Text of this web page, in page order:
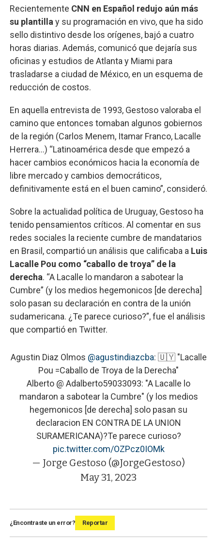
Recientemente CNN en Español redujo aún más
su plantilla y su programación en vivo, que ha sido
sello distintivo desde los orígenes, bajó a cuatro
horas diarias. Además, comunicó que dejaría sus
oficinas y estudios de Atlanta y Miami para
trasladarse a ciudad de México, en un esquema de
reducción de costos.
En aquella entrevista de 1993, Gestoso valoraba el
camino que entonces tomaban algunos gobiernos
de la región (Carlos Menem, Itamar Franco, Lacalle
Herrera...) “Latinoamérica desde que empezó a
hacer cambios económicos hacia la economía de
libre mercado y cambios democráticos,
definitivamente está en el buen camino”, consideró.
Sobre la actualidad política de Uruguay, Gestoso ha
tenido pensamientos críticos. Al comentar en sus
redes sociales la reciente cumbre de mandatarios
en Brasil, compartió un análisis que calificaba a Luis
Lacalle Pou como “caballo de troya” de la
derecha. “A Lacalle lo mandaron a sabotear la
Cumbre” (y los medios hegemonicos [de derecha]
solo pasan su declaración en contra de la unión
sudamericana. ¿Te parece curioso?”, fue el análisis
que compartió en Twitter.
Agustin Diaz Olmos @agustindiazcba: 🇺🇾 "Lacalle
Pou =Caballo de Troya de la Derecha"
Alberto @ Adalberto59033093: "A Lacalle lo
mandaron a sabotear la Cumbre" (y los medios
hegemonicos [de derecha] solo pasan su
declaracion EN CONTRA DE LA UNION
SURAMERICANA)?Te parece curioso?
pic.twitter.com/OZPcz0IOMk
— Jorge Gestoso (@JorgeGestoso)
May 31, 2023
¿Encontraste un error? Reportar